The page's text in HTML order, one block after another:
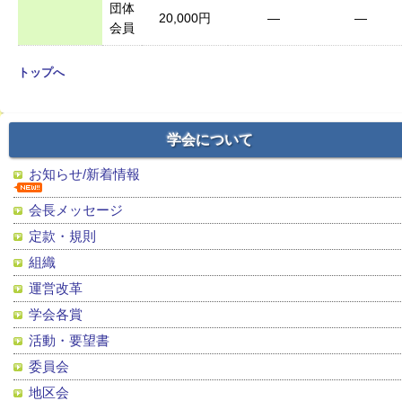
学会について
お知らせ/新着情報
会長メッセージ
定款・規則
組織
運営改革
学会各賞
活動・要望書
委員会
地区会
団体
会員
20,000円 ― ―
トップへ